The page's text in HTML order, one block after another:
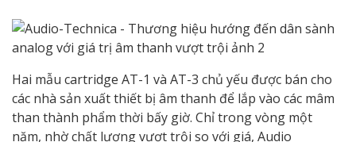
Hai mẫu cartridge AT-1 và AT-3 chủ yếu được bán cho
các nhà sản xuất thiết bị âm thanh để lắp vào các mâm
than thành phẩm thời bấy giờ. Chỉ trong vòng một
năm, nhờ chất lượng vượt trội so với giá, Audio